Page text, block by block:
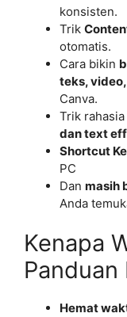
konsisten.
Trik
otomatis.
Cara bikin
teks,
Canva.
Trik rahasia
dan text
Shortcut
PC
Dan masih
Anda
Kenapa
Panduan
Hemat